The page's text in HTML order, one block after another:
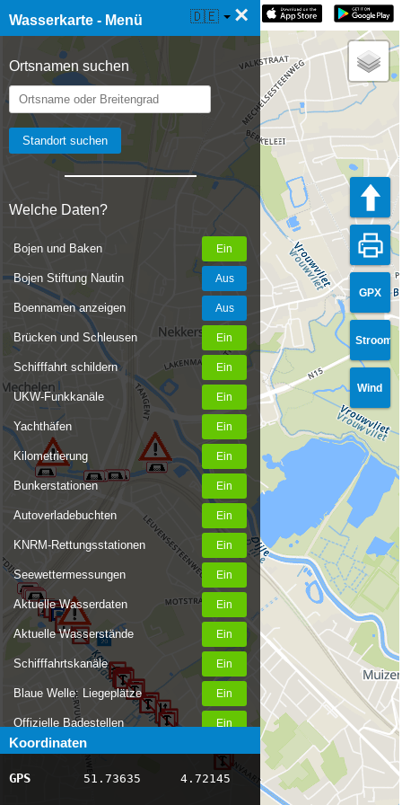
Wasserkarte - Menü ×
Ortsnamen suchen
Welche Daten?
Bojen und Baken
Bojen Stiftung Nautin
Boennamen anzeigen
Brücken und Schleusen
Schifffahrt schildern
UKW-Funkkanäle
Yachthäfen
Kilometrierung
Bunkerstationen
Autoverladebuchten
KNRM-Rettungsstationen
Seewettermessungen
Aktuelle Wasserdaten
Aktuelle Wasserstände
Schifffahrtskanäle
Blaue Welle: Liegeplätze
Offizielle Badestellen
Nachrichten Binnenschifffahrt
AIS-Schiffspositionen
Koordinaten
GPS 51.73635 4.72145
☰ Wasserkarte Live 🇩🇪
GPX
Stroom
Wind